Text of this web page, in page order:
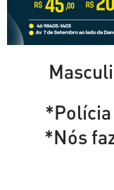
*Nós